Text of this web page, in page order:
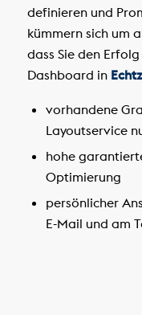
definieren und
kümmern sich um
dass Sie den
Dashboard in
vorhandene
Layoutservice
hohe
Optimierung
persönlicher
E-Mail und am